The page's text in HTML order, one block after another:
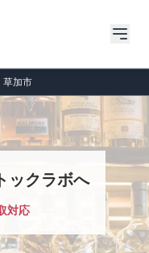
草加市
ックラボへ
対応